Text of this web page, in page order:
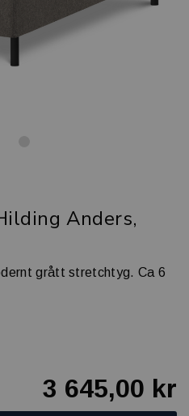
Anders,
grått stretchtyg. Ca 6
3 645,00 kr